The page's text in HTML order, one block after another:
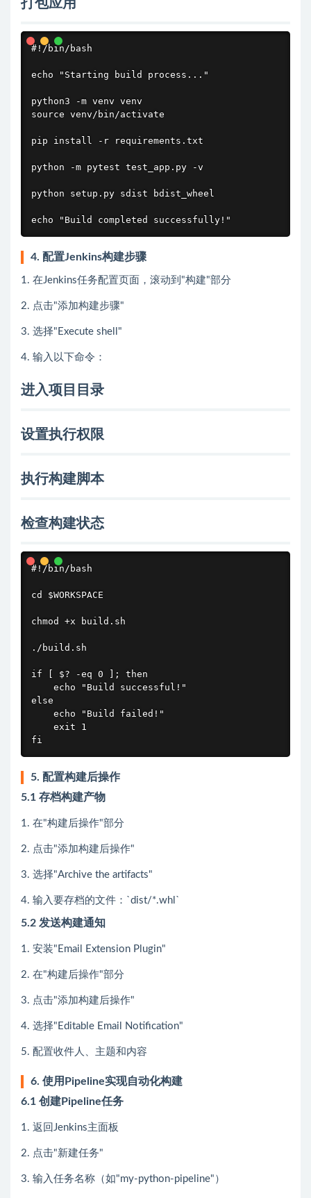
打包应用
#!/bin/bash
echo "Starting build process..."
python3 -m venv venv
source venv/bin/activate
pip install -r requirements.txt
python -m pytest test_app.py -v
python setup.py sdist bdist_wheel
echo "Build completed successfully!"
4. 配置Jenkins构建步骤
1. 在Jenkins任务配置页面，滚动到"构建"部分
2. 点击"添加构建步骤"
3. 选择"Execute shell"
4. 输入以下命令：
进入项目目录
设置执行权限
执行构建脚本
检查构建状态
#!/bin/bash
cd $WORKSPACE
chmod +x build.sh
./build.sh
if [ $? -eq 0 ]; then
    echo "Build successful!"
else
    echo "Build failed!"
    exit 1
fi
5. 配置构建后操作
5.1 存档构建产物
1. 在"构建后操作"部分
2. 点击"添加构建后操作"
3. 选择"Archive the artifacts"
4. 输入要存档的文件：`dist/*.whl`
5.2 发送构建通知
1. 安装"Email Extension Plugin"
2. 在"构建后操作"部分
3. 点击"添加构建后操作"
4. 选择"Editable Email Notification"
5. 配置收件人、主题和内容
6. 使用Pipeline实现自动化构建
6.1 创建Pipeline任务
1. 返回Jenkins主面板
2. 点击"新建任务"
3. 输入任务名称（如"my-python-pipeline"）